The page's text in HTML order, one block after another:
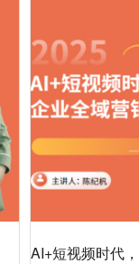
AI+短视频时代